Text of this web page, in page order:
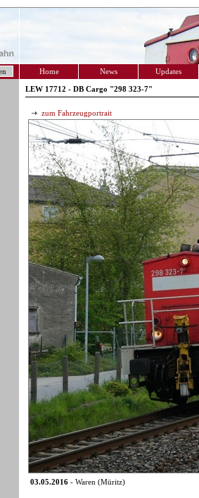
Home News Updates
LEW 17712 - DB Cargo "298 323-7"
zum Fahrzeugportrait
03.05.2016 - Waren (Müritz)